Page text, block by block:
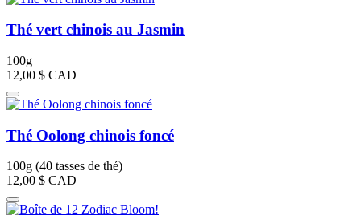
Thé vert chinois au Jasmin
100g
12,00 $ CAD
Thé Oolong chinois foncé
100g (40 tasses de thé)
12,00 $ CAD